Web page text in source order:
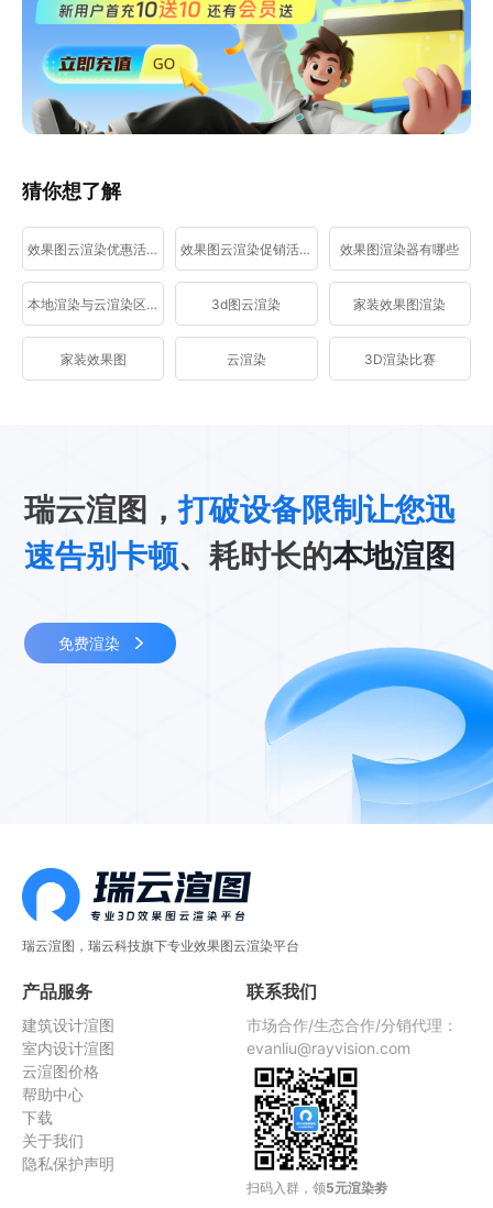
猜你想了解
效果图云渲染优惠活动 效果图云渲染促销活动 效果图渲染器有哪些
本地渲染与云渲染区别 3d图云渲染 家装效果图渲染
家装效果图 云渲染 3D渲染比赛
瑞云渲图，打破设备限制让您迅
速告别卡顿、耗时长的本地渲图
免费渲染
瑞云渲图，瑞云科技旗下专业效果图云渲染平台
产品服务
建筑设计渲图
室内设计渲图
云渲图价格
帮助中心
下载
关于我们
隐私保护声明
联系我们
市场合作/生态合作/分销代理：
evanliu@rayvision.com
扫码入群，领5元渲染劵